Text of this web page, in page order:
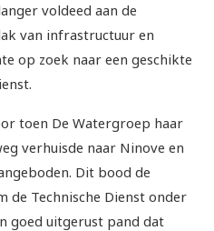
voldeed aan de
van infrastructuur en
op zoek naar een geschikte
toen De Watergroep haar
verhuisde naar Ninove en
Dit bood de
de Technische Dienst onder
goed uitgerust pand dat